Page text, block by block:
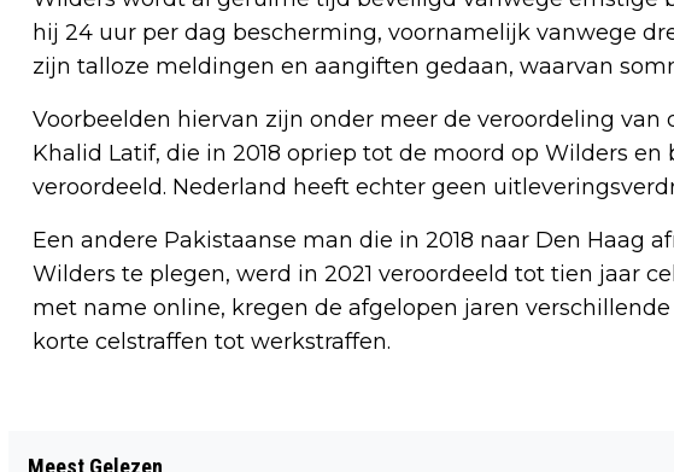
hij 24 uur per dag bescherming, voornamelijk vanwege
zijn talloze meldingen en aangiften gedaan, waarvan
Voorbeelden hiervan zijn onder meer de veroordeling van
Khalid Latif, die in 2018 opriep tot de moord op Wilders
veroordeeld. Nederland heeft echter geen
Een andere Pakistaanse man die in 2018 naar Den Haag
Wilders te plegen, werd in 2021 veroordeeld tot tien jaar
met name online, kregen de afgelopen jaren
korte celstraffen tot werkstraffen.
Meest Gelezen